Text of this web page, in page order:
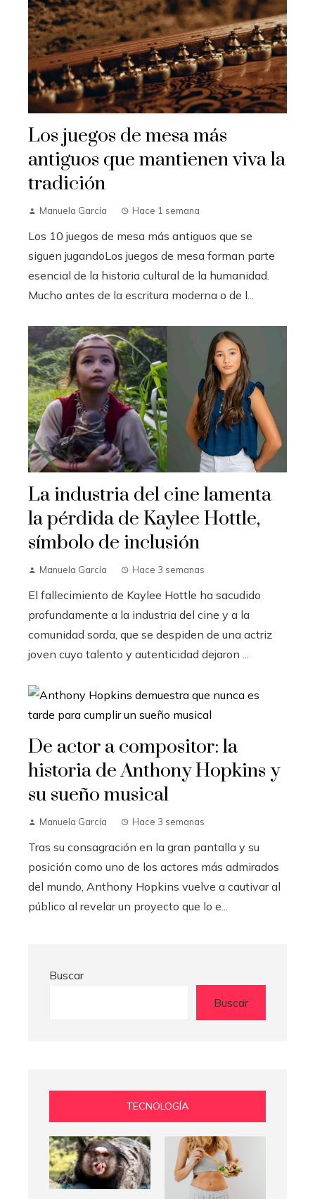
Los juegos de mesa más
antiguos que mantienen viva la
tradición
Manuela García Hace 1 semana
Los 10 juegos de mesa más antiguos que se
siguen jugandoLos juegos de mesa forman parte
esencial de la historia cultural de la humanidad.
Mucho antes de la escritura moderna o de l...
La industria del cine lamenta
la pérdida de Kaylee Hottle,
símbolo de inclusión
Manuela García Hace 3 semanas
El fallecimiento de Kaylee Hottle ha sacudido
profundamente a la industria del cine y a la
comunidad sorda, que se despiden de una actriz
joven cuyo talento y autenticidad dejaron ...
De actor a compositor: la
historia de Anthony Hopkins y
su sueño musical
Manuela García Hace 3 semanas
Tras su consagración en la gran pantalla y su
posición como uno de los actores más admirados
del mundo, Anthony Hopkins vuelve a cautivar al
público al revelar un proyecto que lo e...
Buscar
Buscar
TECNOLOGÍA